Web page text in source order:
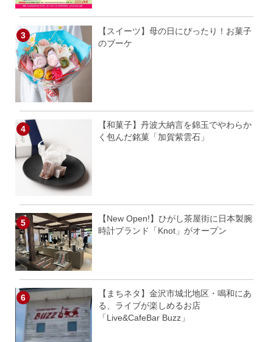
【スイーツ】母の日にぴったり！お菓子
のブーケ
【和菓子】丹波大納言を錦玉でやわらか
く包んだ銘菓「加賀紫雲石」
【New Open!】ひがし茶屋街に日本製腕
時計ブランド「Knot」がオープン
【まちネタ】金沢市城北地区・鳴和にあ
る、ライブが楽しめるお店
「Live&CafeBar Buzz」